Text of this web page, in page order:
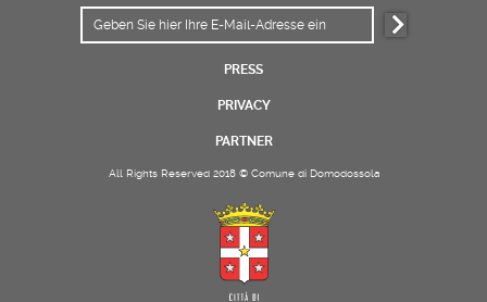
PRESS
PRIVACY
PARTNER
All Rights Reserved 2018 © Comune di Domodossola